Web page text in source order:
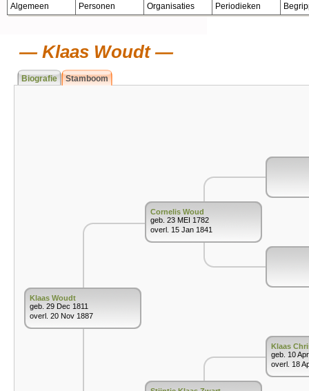
Algemeen Personen Organisaties Periodieken
Klaas Woudt
Biografie Stamboom
Klaas Woudt
geb. 29 Dec 1811
overl. 20 Nov 1887
Cornelis Woud
geb. 23 MEI 1782
overl. 15 Jan 1841
Klaas
geb. 10
overl. 18